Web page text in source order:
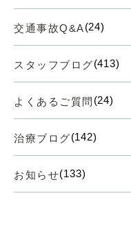
交通事故Q&A (24)
スタッフブログ(413)
よくあるご質問 (24)
治療ブログ(142)
お知らせ(133)